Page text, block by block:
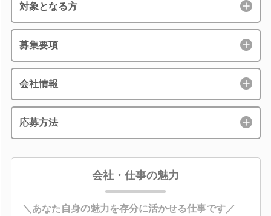
対象となる方
募集要項
会社情報
応募方法
会社・仕事の魅力
＼あなた自身の魅力を存分に活かせる仕事です／